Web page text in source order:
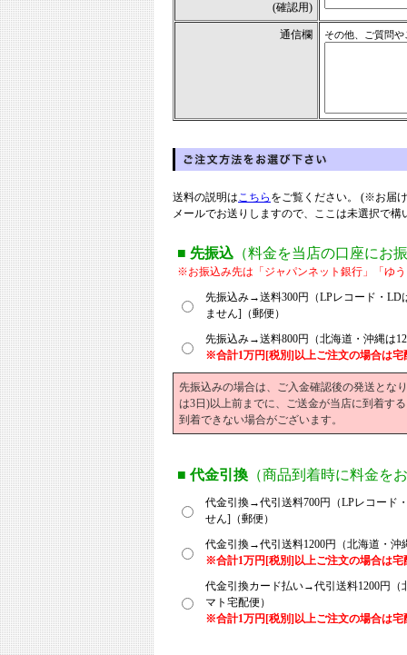
(確認用)
通信欄 その他、ご質問
送料の説明はこちら をご覧ください。 (※お届
メールでお送りしますので、ここは未選択で構
■ 先振込 （料金を当店の口座にお
※お振込み先は「ジャパンネット銀行」「ゆ
先振込み→送料300円（LPレコード・LD
ません]（郵便）
先振込み→送料800円（北海道・沖縄は
※合計1万円[税別]以上ご注文の場合は宅
先振込みの場合は、ご入金確認後の発送とな
は3日)以上前までに、ご送金が当店に到着す
到着できない場合がございます。
■ 代金引換 （商品到着時に料金を
代金引換→代引送料700円（LPレコード
せん]（郵便）
代金引換→代引送料1200円（北海道・沖
※合計1万円[税別]以上ご注文の場合は宅
代金引換カード払い→代引送料1200円（
マト宅配便）
※合計1万円[税別]以上ご注文の場合は宅